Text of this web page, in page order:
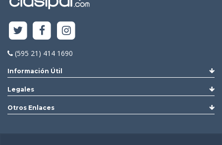
(595 21) 414 1690
Información Útil
Legales
Otros Enlaces